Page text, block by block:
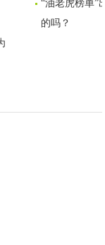
“油老虎榜单”
的吗？